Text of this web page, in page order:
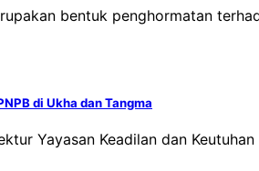
bentuk penghormatan
di Ukha dan Tangma
Yayasan Keadilan dan